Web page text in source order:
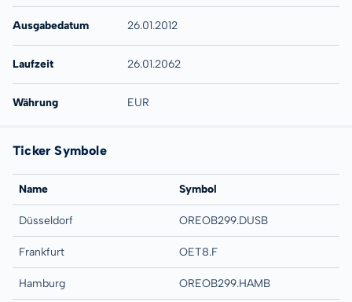
Ausgabedatum 26.01.2012
Laufzeit 26.01.2062
Währung EUR
Ticker Symbole
Name Symbol
Düsseldorf OREOB299.DUSB
Frankfurt OET8.F
Hamburg OREOB299.HAMB